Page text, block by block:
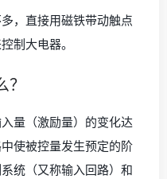
，直接用磁铁带动触点
制大电器。
量（激励量）的变化达
使被控量发生预定的阶
统（又称输入回路）和